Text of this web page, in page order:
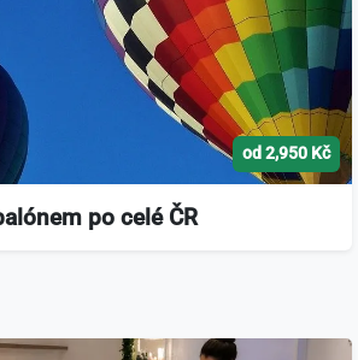
od 2,950 Kč
po celé ČR